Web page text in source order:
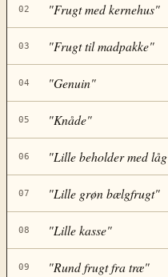
02 "Frugt med kernehus"
03 "Frugt til madpakke"
04 "Genuin"
05 "Knåde"
06 "Lille beholder med låg
07 "Lille grøn bælgfrugt"
08 "Lille kasse"
09 "Rund frugt fra træ"